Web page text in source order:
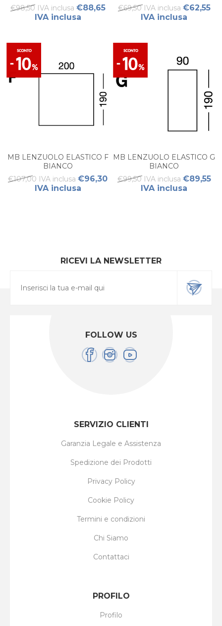
€98,50 IVA inclusa €88,65
IVA inclusa
€69,50 IVA inclusa €62,55
IVA inclusa
MB LENZUOLO ELASTICO F
BIANCO
€107,00 IVA inclusa €96,30
IVA inclusa
MB LENZUOLO ELASTICO G
BIANCO
€99,50 IVA inclusa €89,55
IVA inclusa
RICEVI LA NEWSLETTER
FOLLOW US
SERVIZIO CLIENTI
Garanzia Legale e Assistenza
Spedizione dei Prodotti
Privacy Policy
Cookie Policy
Termini e condizioni
Chi Siamo
Contattaci
PROFILO
Profilo